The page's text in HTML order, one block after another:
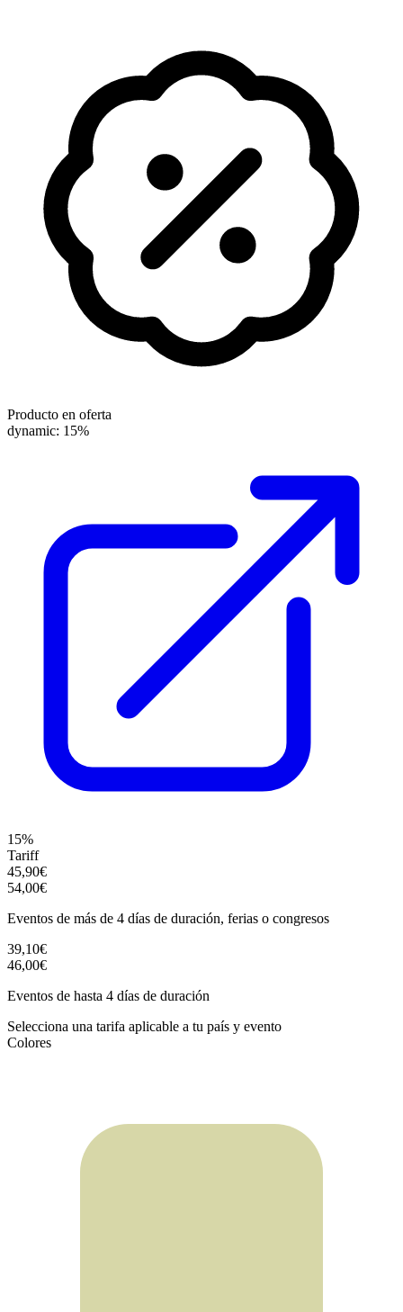
Producto en oferta
dynamic: 15%
15%
Tariff
45,90€
54,00€
Eventos de más de 4 días de duración, ferias o congresos
39,10€
46,00€
Eventos de hasta 4 días de duración
Selecciona una tarifa aplicable a tu país y evento
Colores